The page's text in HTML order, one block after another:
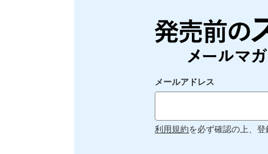
メールアドレス
利用規約を必ず確認の上、登